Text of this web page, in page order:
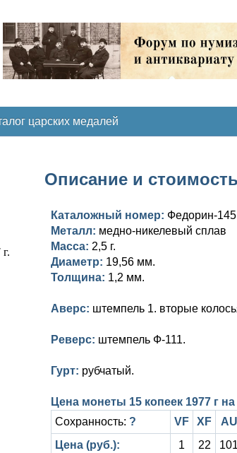
царских медалей
Описание и
Каталожный номер: Федорин-145
Металл: медно-никелевый сплав
Масса: 2,5 г.
Диаметр: 19,56 мм.
Толщина: 1,2 мм.
Аверс: штемпель 1. вторые
Реверс: штемпель Ф-111.
Гурт: рубчатый.
Цена монеты 15 копеек 1977 г на
Сохранность: ? VF XF AU
Цена (руб.):
1 22 101